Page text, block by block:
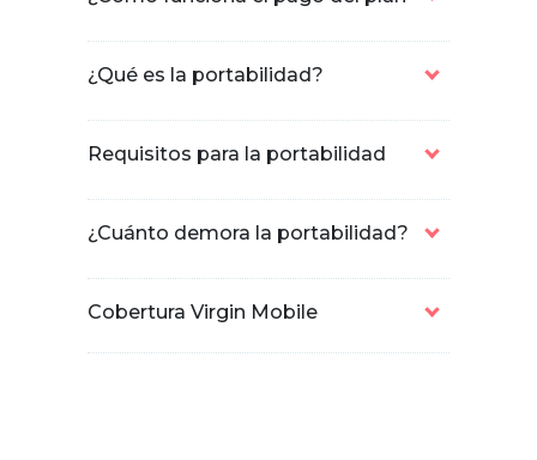
¿Qué es la portabilidad?
Requisitos para la portabilidad
¿Cuánto demora la portabilidad?
Cobertura Virgin Mobile